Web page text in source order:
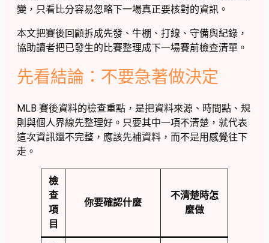
變，只看比分容易忽略下一場真正要核對的資訊。
本文把賽後回顧拆成先發、牛棚、打線、守備與紀錄，
協助讀者把已發生的比賽整理成下一場賽前檢查清單。
先看結論：不要急著做決定
MLB 賽後資料的檢查重點，是把資料來源、時間點、規
則與個人界線先整理好。只要其中一項不清楚，就代表
這次資訊還不完整，應該先補資料，而不是用感覺往下
走。
檢
查
項
目
你要確認什麼
不清楚時怎
麼做